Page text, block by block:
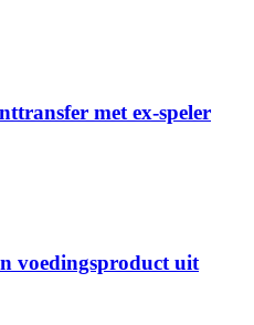
met ex-speler
voedingsproduct uit